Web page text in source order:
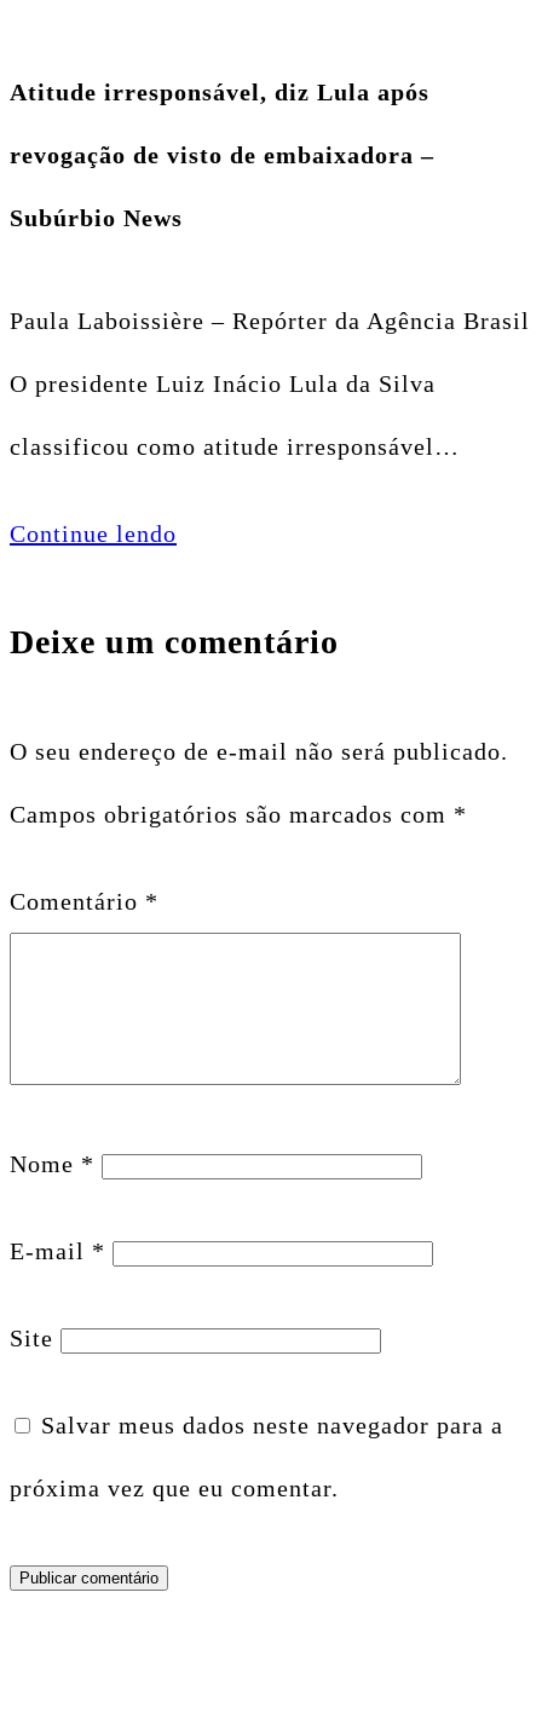
Atitude irresponsável, diz Lula após
revogação de visto de embaixadora –
Subúrbio News
Paula Laboissière – Repórter da Agência Brasil
O presidente Luiz Inácio Lula da Silva
classificou como atitude irresponsável…
Continue lendo
Deixe um comentário
O seu endereço de e-mail não será publicado.
Campos obrigatórios são marcados com *
Comentário *
Nome *
E-mail *
Site
Salvar meus dados neste navegador para a
próxima vez que eu comentar.